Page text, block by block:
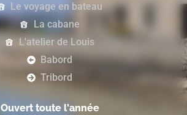
Le voyage en bateau
La cabane
L'atelier de Louis
Babord
Tribord
Ouvert toute l'année